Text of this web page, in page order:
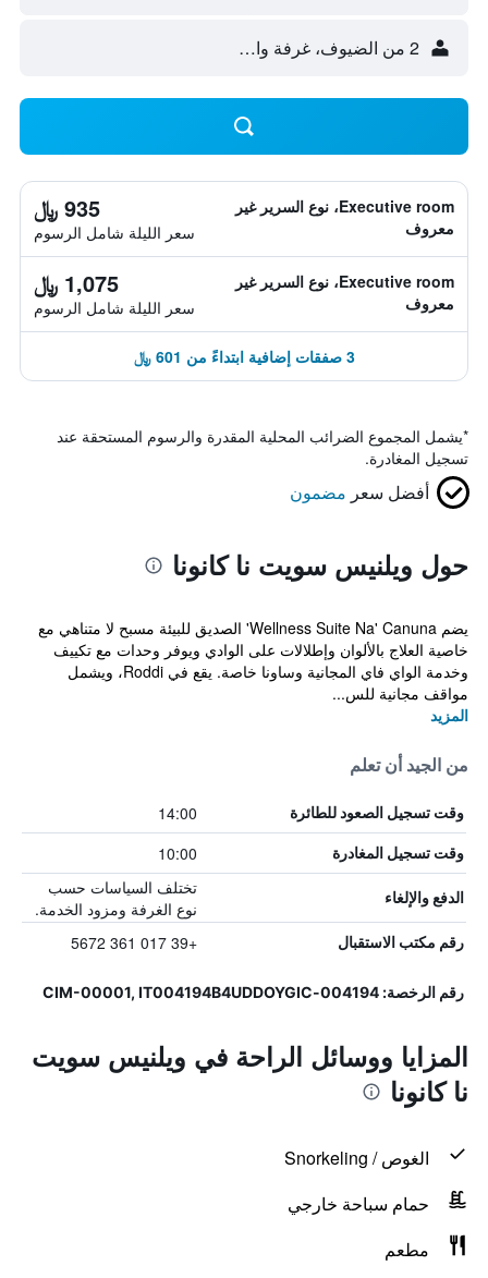
2 من الضيوف، غرفة واحدة
Executive room، نوع السرير غير
معروف
935 ﷼
سعر الليلة شامل الرسوم
Executive room، نوع السرير غير
معروف
1,075 ﷼
سعر الليلة شامل الرسوم
3 صفقات إضافية ابتداءً من 601 ﷼
*يشمل المجموع الضرائب المحلية المقدرة والرسوم المستحقة عند
تسجيل المغادرة.
أفضل سعر مضمون
حول ويلنيس سويت نا كانونا
يضم Wellness Suite Na' Canuna' الصديق للبيئة مسبح لا متناهي مع
خاصية العلاج بالألوان وإطلالات على الوادي ويوفر وحدات مع تكييف
وخدمة الواي فاي المجانية وساونا خاصة. يقع في Roddi، ويشمل
مواقف مجانية للس...
المزيد
من الجيد أن تعلم
وقت تسجيل الصعود للطائرة 14:00
وقت تسجيل المغادرة 10:00
الدفع والإلغاء
تختلف السياسات حسب
نوع الغرفة ومزود الخدمة.
رقم مكتب الاستقبال +39 017 361 5672
رقم الرخصة: 004194-CIM-00001, IT004194B4UDDOYGIC
المزايا ووسائل الراحة في ويلنيس سويت
نا كانونا
الغوص / Snorkeling
حمام سباحة خارجي
مطعم